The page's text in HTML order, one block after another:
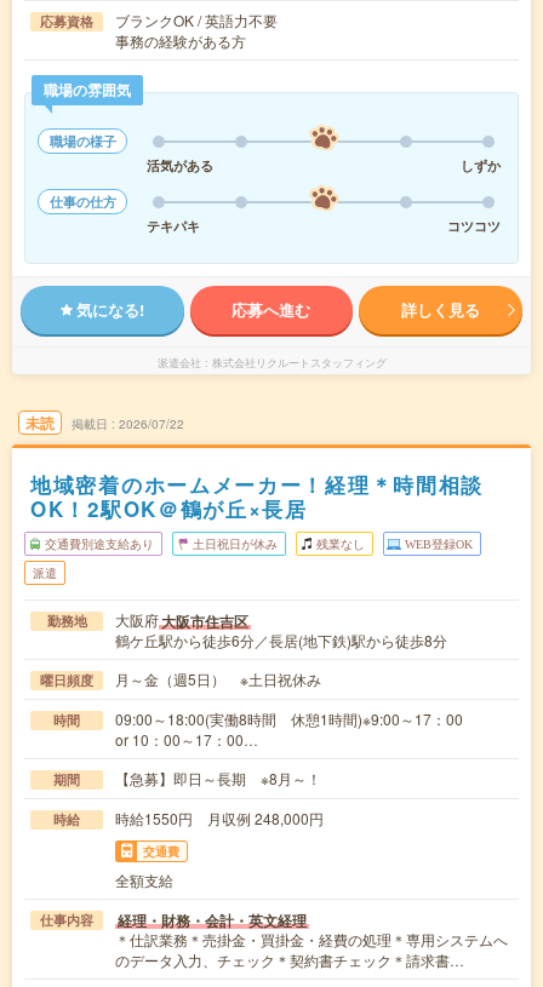
応募資格
ブランクOK / 英語力不要
事務の経験がある方
職場の雰囲気
職場の様子
活気がある
しずか
仕事の仕方
テキパキ
コツコツ
気になる! 応募へ進む 詳しく見る
派遣会社 株式会社リクルートスタッフィング
未読 掲載日 2026/07/22
地域密着のホームメーカー！経理＊時間相談
OK！2駅OK＠鶴が丘×長居
交通費別途支給あり 土日祝日が休み 残業なし WEB登録OK
派遣
勤務地 大阪府大阪市住吉区
鶴ケ丘駅から徒歩6分／長居(地下鉄)駅から徒歩8分
曜日頻度 月～金（週5日） ※土日祝休み
時間
09:00～18:00(実働8時間 休憩1時間)※9:00～17：00
or 10：00～17：00…
期間 【急募】即日～長期 ※8月～！
時給 時給1550円 月収例 248,000円
交通費
全額支給
仕事内容 経理・財務・会計・英文経理
＊仕訳業務＊売掛金・買掛金・経費の処理＊専用システムへ
のデータ入力、チェック＊契約書チェック＊請求書…